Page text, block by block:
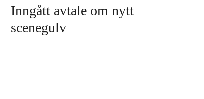
Inngått avtale om nytt
scenegulv